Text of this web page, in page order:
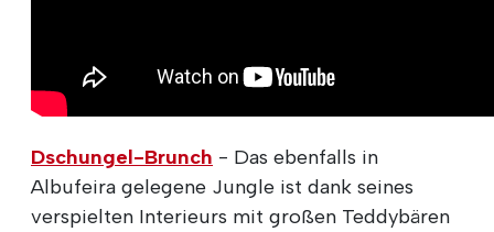
Dschungel-Brunch - Das ebenfalls in
Albufeira gelegene Jungle ist dank seines
verspielten Interieurs mit großen Teddybären